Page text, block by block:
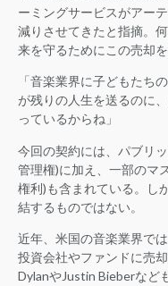
ーミングサービスがアー
減りさせてきたと指摘。
来を守るためにこの売却
「音楽業界に子どもたち
が残りの人生を送るのに
っているからね」
今回の契約には、パブリ
管理権)に加え、一部のマ
権利)も含まれている。し
結するものではない。
近年、米国の音楽業界で
投資会社やファンドに売
DylanやJustin Bieberなど